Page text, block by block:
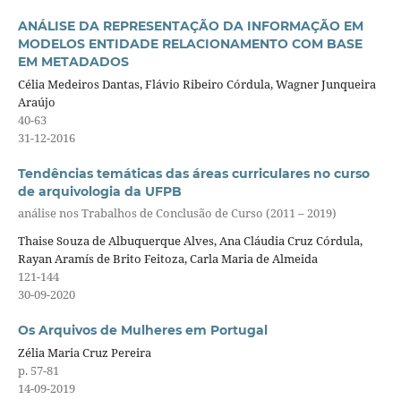
ANÁLISE DA REPRESENTAÇÃO DA INFORMAÇÃO EM
MODELOS ENTIDADE RELACIONAMENTO COM BASE
EM METADADOS
Célia Medeiros Dantas, Flávio Ribeiro Córdula, Wagner Junqueira
Araújo
40-63
31-12-2016
Tendências temáticas das áreas curriculares no curso
de arquivologia da UFPB
análise nos Trabalhos de Conclusão de Curso (2011 – 2019)
Thaise Souza de Albuquerque Alves, Ana Cláudia Cruz Córdula,
Rayan Aramís de Brito Feitoza, Carla Maria de Almeida
121-144
30-09-2020
Os Arquivos de Mulheres em Portugal
Zélia Maria Cruz Pereira
p. 57-81
14-09-2019